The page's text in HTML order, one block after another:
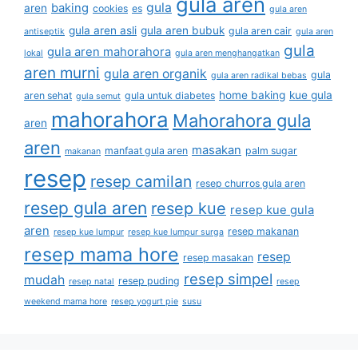
aren baking cookies es gula gula aren
antiseptik gula aren asli gula aren bubuk gula aren cair gula aren
lokal gula aren mahorahora gula aren menghangatkan gula
aren murni gula aren organik gula aren radikal bebas gula
aren sehat gula semut gula untuk diabetes home baking kue gula
aren mahorahora Mahorahora gula
aren makanan manfaat gula aren masakan palm sugar
resep resep camilan resep churros gula aren
resep gula aren resep kue resep kue gula
aren resep kue lumpur resep kue lumpur surga resep makanan
resep mama hore resep masakan resep
mudah resep natal resep puding resep simpel resep
weekend mama hore resep yogurt pie susu